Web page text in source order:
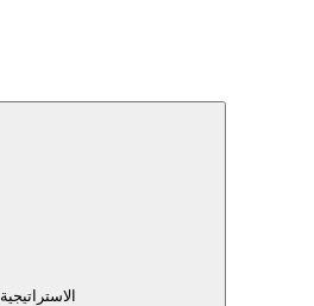
الاستراتيجية